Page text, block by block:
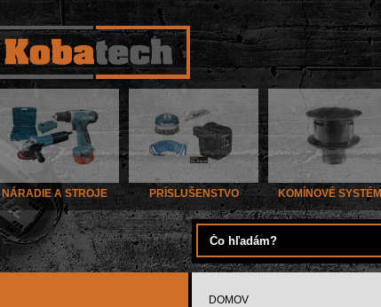
NÁRADIE A STROJE PRÍSLUŠENSTVO KOMÍNOVÉ
DOMOV